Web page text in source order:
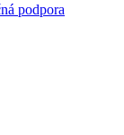
podpora